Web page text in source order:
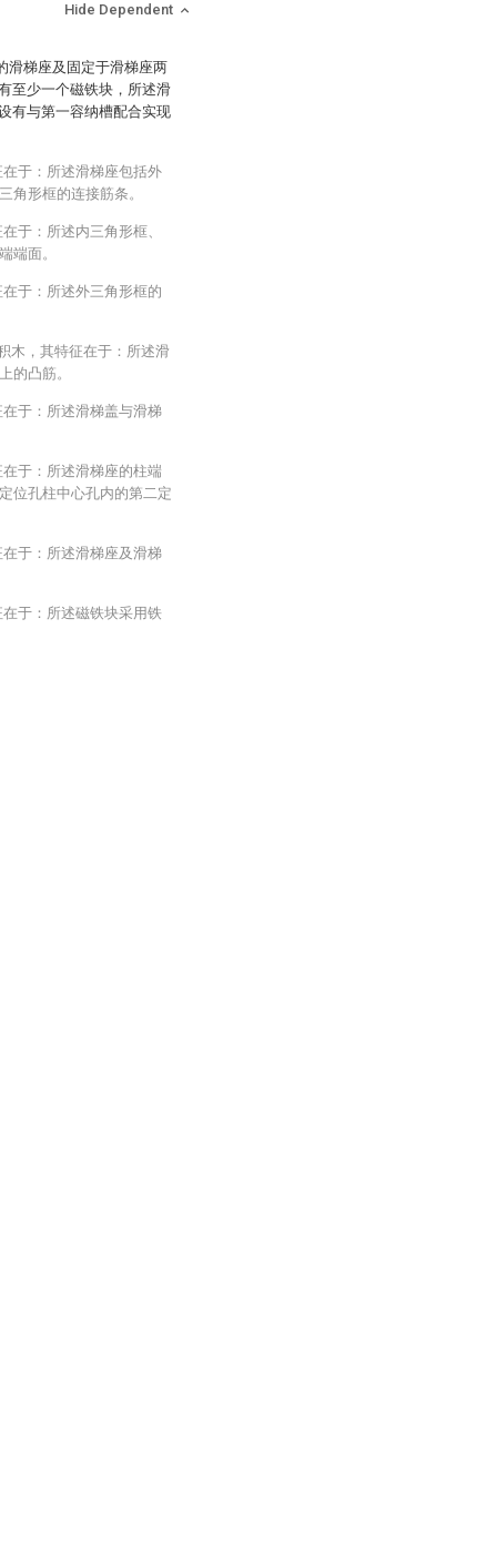
Hide Dependent
滑梯座及固定于滑梯座两
至少一个磁铁块，所述滑
有与第一容纳槽配合实现
于：所述滑梯座包括外
角形框的连接筋条。
于：所述内三角形框、
端面。
于：所述外三角形框的
木，其特征在于：所述滑
的凸筋。
于：所述滑梯盖与滑梯
于：所述滑梯座的柱端
位孔柱中心孔内的第二定
于：所述滑梯座及滑梯
于：所述磁铁块采用铁